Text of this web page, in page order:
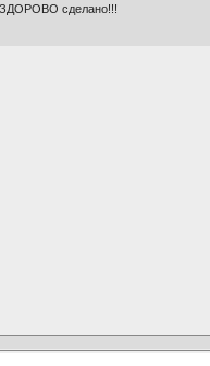
ЗДОРОВО сделано!!!